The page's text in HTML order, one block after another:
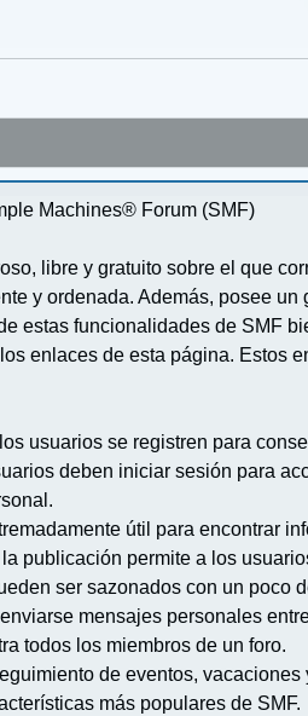
Machines® Forum (SMF)
libre y gratuito sobre el que
y ordenada. Además, posee
estas funcionalidades de SMF
enlaces de esta página. Estos
usuarios se registren para
deben iniciar sesión para
útil para encontrar
publicación permite a los
ser sazonados con un poco
mensajes personales
todos los miembros de un foro.
de eventos,
más populares de SMF.